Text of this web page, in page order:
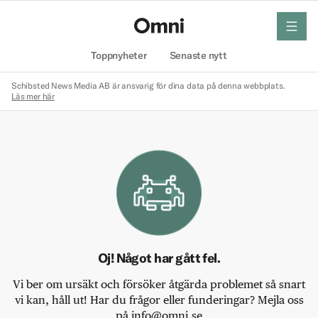
Toppnyheter Senaste nytt
meny
Schibsted News Media AB är ansvarig för dina data på denna webbplats.
Läs mer här
Oj! Något har gått fel.
Vi ber om ursäkt och försöker åtgärda problemet så snart
vi kan, håll ut! Har du frågor eller funderingar? Mejla oss